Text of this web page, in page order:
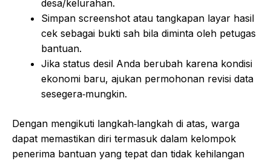
desa/kelurahan.
Simpan screenshot atau tangkapan layar hasil
cek sebagai bukti sah bila diminta oleh petugas
bantuan.
Jika status desil Anda berubah karena kondisi
ekonomi baru, ajukan permohonan revisi data
sesegera‑mungkin.
Dengan mengikuti langkah‑langkah di atas, warga
dapat memastikan diri termasuk dalam kelompok
penerima bantuan yang tepat dan tidak kehilangan